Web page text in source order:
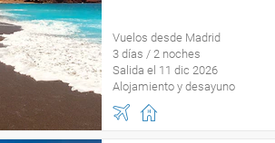
Vuelos desde Madrid
3 días / 2 noches
Salida el 11 dic 2026
Alojamiento y desayuno